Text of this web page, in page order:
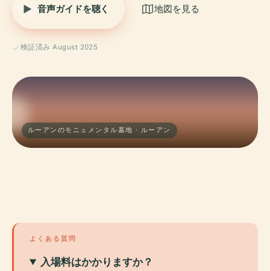
音声ガイドを聴く 地図を見る
検証済み August 2025
ルーアンのモニュメンタル墓地 · ルーアン
よくある質問
入場料はかかりますか？